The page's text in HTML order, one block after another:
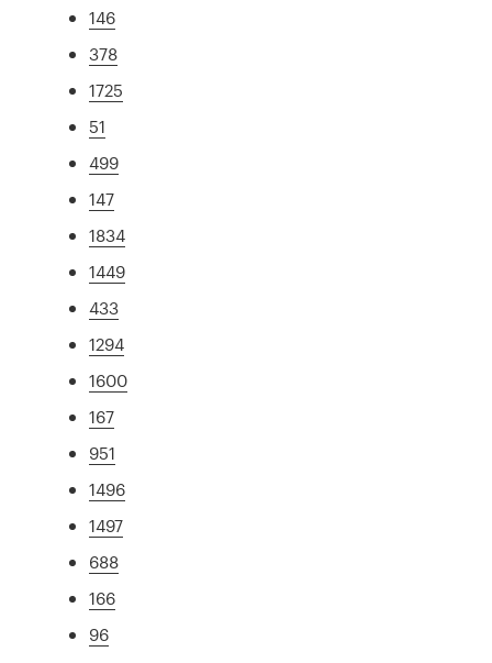
146
378
1725
51
499
147
1834
1449
433
1294
1600
167
951
1496
1497
688
166
96